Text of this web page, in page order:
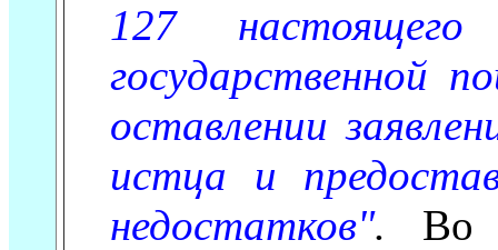
127
государственной
оставлении
истца и
недостатков". Во